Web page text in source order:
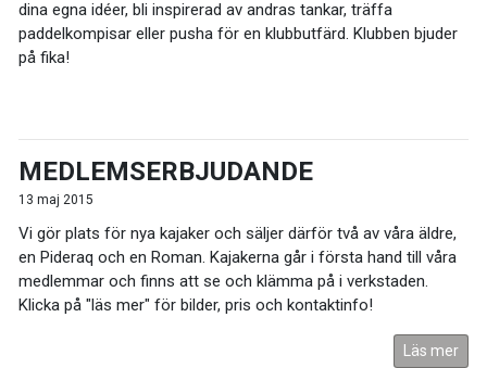
dina egna idéer, bli inspirerad av andras tankar, träffa
paddelkompisar eller pusha för en klubbutfärd. Klubben bjuder
på fika!
MEDLEMSERBJUDANDE
13 maj 2015
Vi gör plats för nya kajaker och säljer därför två av våra äldre,
en Pideraq och en Roman. Kajakerna går i första hand till våra
medlemmar och finns att se och klämma på i verkstaden.
Klicka på "läs mer" för bilder, pris och kontaktinfo!
Läs mer